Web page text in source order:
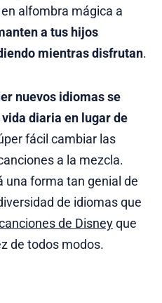
alfombra mágica a
a tus hijos
mientras disfrutan.
nuevos idiomas se
diaria en lugar de
fácil cambiar las
a la mezcla.
una forma tan genial de
de idiomas que
de Disneyque
de todos modos.